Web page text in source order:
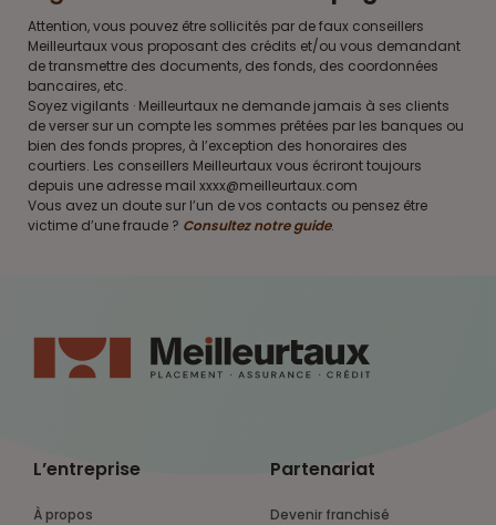
Attention, vous pouvez être sollicités par de faux conseillers
Meilleurtaux vous proposant des crédits et/ou vous demandant
de transmettre des documents, des fonds, des coordonnées
bancaires, etc.
Soyez vigilants · Meilleurtaux ne demande jamais à ses clients
de verser sur un compte les sommes prêtées par les banques ou
bien des fonds propres, à l’exception des honoraires des
courtiers. Les conseillers Meilleurtaux vous écriront toujours
depuis une adresse mail xxxx@meilleurtaux.com
Vous avez un doute sur l’un de vos contacts ou pensez être
victime d’une fraude ? Consultez notre guide.
L’entreprise
À propos
Partenariat
Devenir franchisé